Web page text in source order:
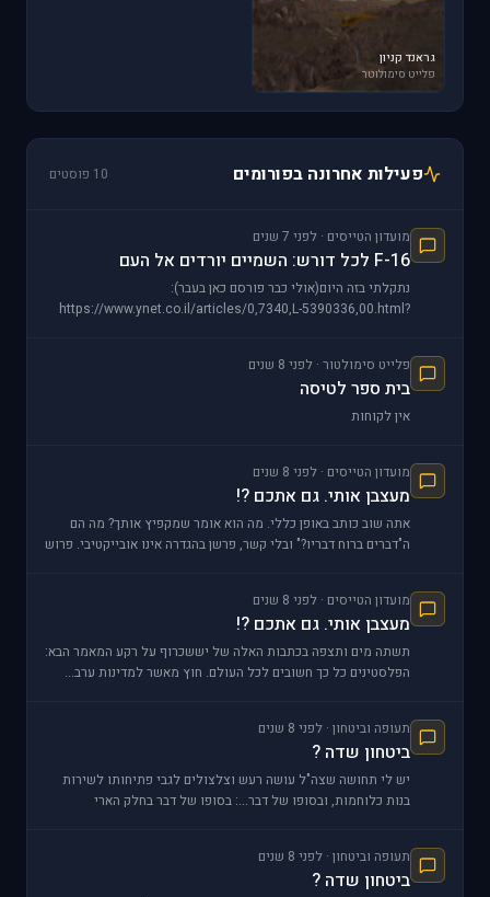
גראנד קניון
פלייט סימולוטר
פעילות אחרונה בפורומים 10 פוסטים
מועדון הטייסים · לפני 7 שנים
F-16 לכל דורש: השמיים יורדים אל העם
נתקלתי בזה היום(אולי כבר פורסם כאן בעבר):
https://www.ynet.co.il/articles/0,7340,L-5390336,00.html?
פלייט סימולטור · לפני 8 שנים
בית ספר לטיסה
אין לקוחות
מועדון הטייסים · לפני 8 שנים
מעצבן אותי. גם אתכם ?!
אתה שוב כותב באופן כללי. מה הוא אומר שמקפיץ אותך? מה הם
ה"דברים ברוח דבריו?" ובלי קשר, פרשן בהגדרה אינו אובייקטיבי. פרוש
מועדון הטייסים · לפני 8 שנים
מעצבן אותי. גם אתכם ?!
תשתה מים ותצפה בכתבות האלה של יששכרוף על רקע המאמר הבא:
הפלסטינים כל כך חשובים לכל העולם. חוץ מאשר למדינות ערב...
תעופה וביטחון · לפני 8 שנים
ביטחון שדה ?
יש לי תחושה שצה"ל עושה רעש וצלצולים לגבי פתיחותו לשירות
בנות כלוחמות, ובסופו של דבר...: בסופו של דבר בחלק הארי
תעופה וביטחון · לפני 8 שנים
ביטחון שדה ?